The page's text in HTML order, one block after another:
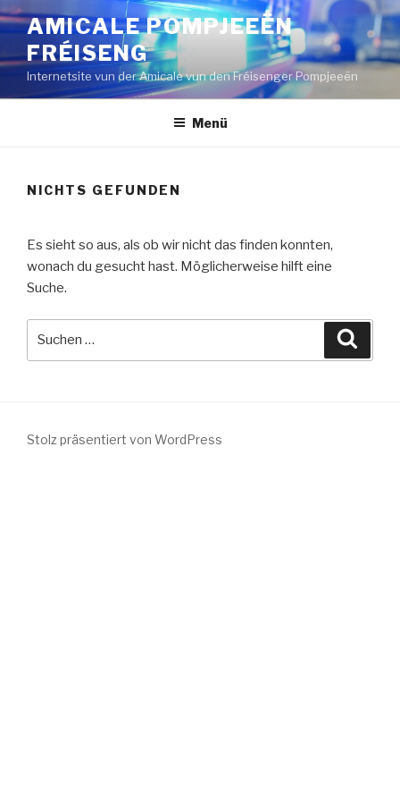
Zum
Inhalt
springen
AMICALE POMPJEEËN
FRÉISENG
Internetsite vun der Amicale vun den Fréisenger Pompjeeën
Menü
NICHTS GEFUNDEN
Es sieht so aus, als ob wir nicht das finden konnten,
wonach du gesucht hast. Möglicherweise hilft eine
Suche.
Stolz präsentiert von WordPress